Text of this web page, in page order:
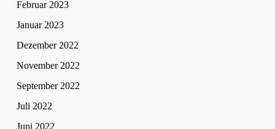
Februar 2023
Januar 2023
Dezember 2022
November 2022
September 2022
Juli 2022
Juni 2022